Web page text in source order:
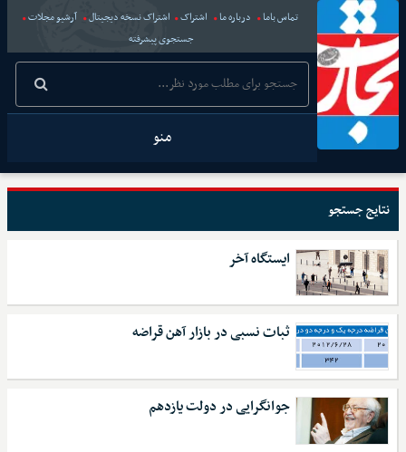
تماس باما درباره ما اشتراک اشتراک نسخه دیجیتال
آرشیو مجلات
جستجوی پیشرفته
منو
نتایج جستجو
ایستگاه آخر
ثبات نسبی در بازار آهن قراضه
جوانگرایی در دولت یازدهم